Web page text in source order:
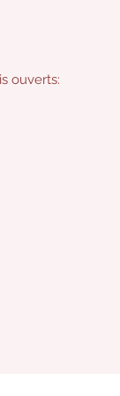
ouverts: